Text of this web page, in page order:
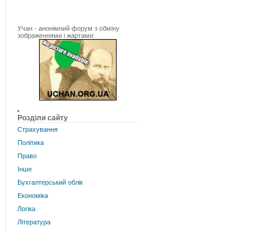
Учан - анонімний форум з обміну
зображеннями і жартами:
Розділи сайту
Страхування
Політика
Право
Інше
Бухгалтерський облік
Економіка
Логіка
Література